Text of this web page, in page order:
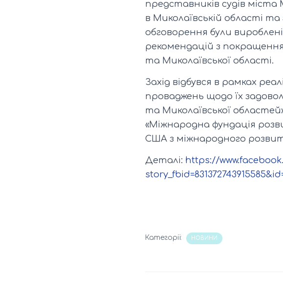
представників судів
в Миколаївській області
обговорення були
рекомендацій з
та Миколаївської області.
Захід відбувся в рамках
проваджень щодо їх
та Миколаївської
«Міжнародна фундація
США з міжнародного
Деталі: https://
Категорії: НОВИНИ